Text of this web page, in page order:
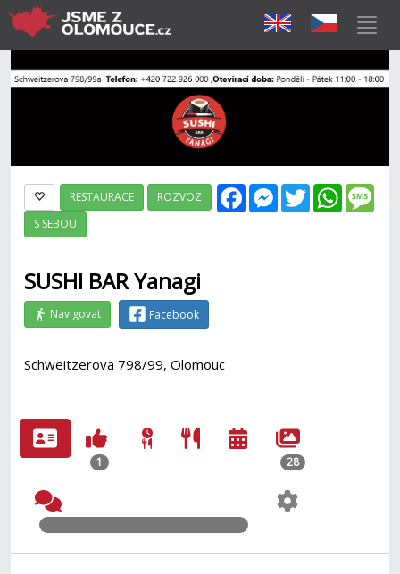
FacebookMessenger
Twitter
RESTAURACE
ROZVOZ
S SEBOU
SUSHI BAR Yanagi
Navigovat Facebook
Schweitzerova 798/99, Olomouc
1 28